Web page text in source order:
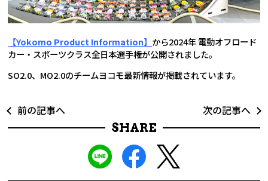
【Yokomo Product Information】 から2024年 電動オフロード
カー・スポーツクラス全日本選手権が公開されました。
SO2.0、MO2.0のチームヨコモ最新情報が掲載されています。
前の記事へ
次の記事へ
SHARE